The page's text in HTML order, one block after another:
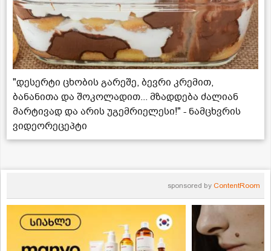
"დესერტი ცხობის გარეშე, ბევრი კრემით,
ბანანითა და შოკოლადით... მზადდება ძალიან
მარტივად და არის უგემრიელესი!" - ნამცხვრის
ვიდეორეცეპტი
sponsored by ContentRoom